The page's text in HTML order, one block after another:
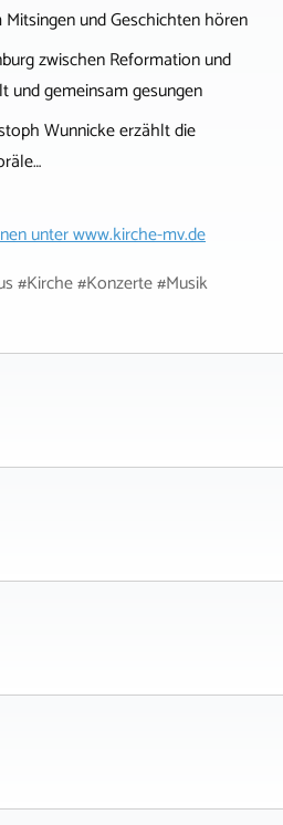
und Geschichten hören
zwischen Reformation und
und gemeinsam gesungen
Wunnicke erzählt die
unterwww.kirche-mv.de
#Kirche #Konzerte #Musik